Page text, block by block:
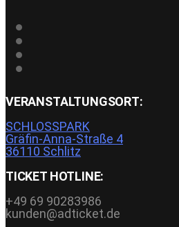
VERANSTALTUNGSORT:
SCHLOSSPARK
Gräfin-Anna-Straße 4
36110 Schlitz
TICKET HOTLINE:
+49 69 90283986
kunden@adticket.de